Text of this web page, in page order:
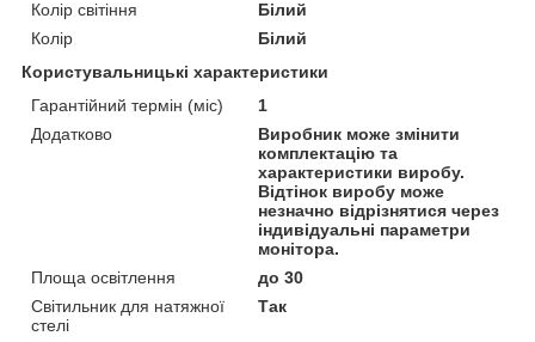
Колір світіння
Білий
Колір
Білий
Користувальницькі характеристики
Гарантійний термін (міс)
1
Додатково
Виробник може змінити
комплектацію та
характеристики виробу.
Відтінок виробу може
незначно відрізнятися через
індивідуальні параметри
монітора.
Площа освітлення
до 30
Світильник для натяжної
стелі
Так